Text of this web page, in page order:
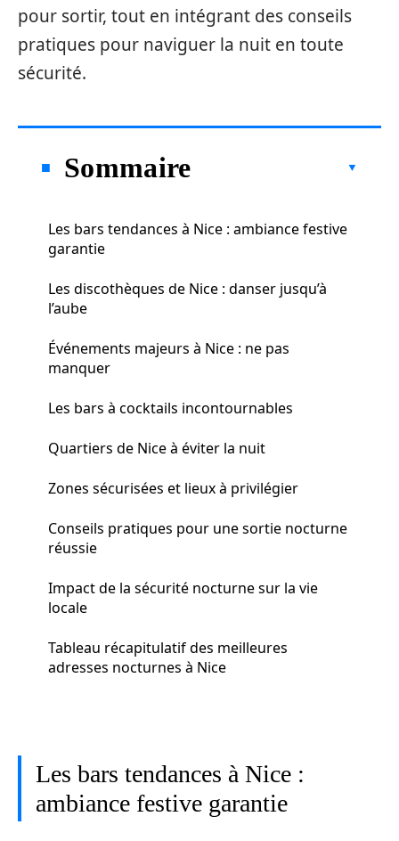
pour sortir, tout en intégrant des conseils
pratiques pour naviguer la nuit en toute
sécurité.
Sommaire
Les bars tendances à Nice : ambiance festive
garantie
Les discothèques de Nice : danser jusqu’à
l’aube
Événements majeurs à Nice : ne pas
manquer
Les bars à cocktails incontournables
Quartiers de Nice à éviter la nuit
Zones sécurisées et lieux à privilégier
Conseils pratiques pour une sortie nocturne
réussie
Impact de la sécurité nocturne sur la vie
locale
Tableau récapitulatif des meilleures
adresses nocturnes à Nice
Les bars tendances à Nice :
ambiance festive garantie